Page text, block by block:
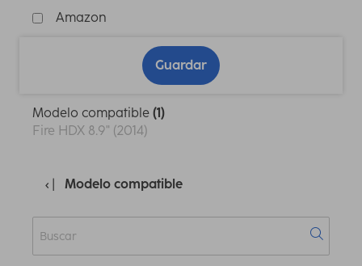
Amazon
Guardar
Modelo compatible (1)
Fire HDX 8.9" (2014)
Modelo compatible